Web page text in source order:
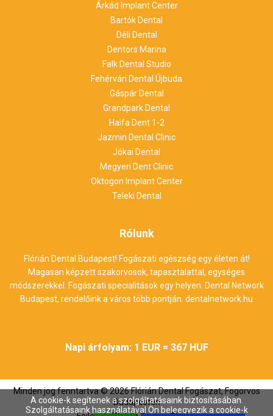
A cookie-k segítenek a szolgáltatásaink biztosításában.
Szolgáltatásaink használatával Ön beleegyezik a cookie-k
Árkád Implant Center
Bartók Dental
Déli Dental
Dentors Marina
Falk Dental Studio
Fehérvári Dental Újbuda
Gáspár Dental
Grandpark Dental
Haifa Dent 1-2
Jazmin Dental Clinic
Jókai Dental
Megyeri Dent Clinic
Oktogon Implant Center
Teleki Dental
Rólunk
Flórián Dental Budapest! Fogászati egészség egy életen át!
Magasan képzett szakorvosok, tapasztalattal, egységes
módszerekkel. Fogászati specialitások egy helyen. Dental Network
Budapest, rendelőink a város több pontján. dentalnetwork.hu
Napi árfolyam: 1 EUR = 367 HUF
Minden jog fenntartva ©2026Flórián Dental Fogászat, Fogorvos
Budapesten